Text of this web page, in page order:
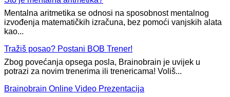
Mentalna aritmetika se odnosi na sposobnost mentalnog
izvođenja matematičkih izračuna, bez pomoći vanjskih alata
kao...
Tražiš posao? Postani BOB Trener!
Zbog povećanja opsega posla, Brainobrain je uvijek u
potrazi za novim trenerima ili trenericama! Voliš...
Brainobrain Online Video Prezentacija